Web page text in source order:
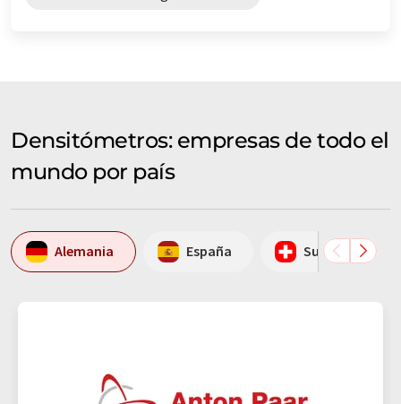
Densitómetros: empresas de todo el
mundo por país
Alemania España Suiza